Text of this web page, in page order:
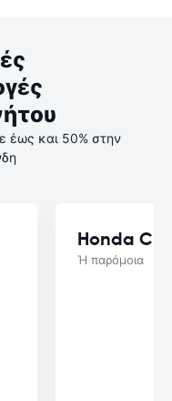
έως και 50% στην
Honda
Ή παρόμοια